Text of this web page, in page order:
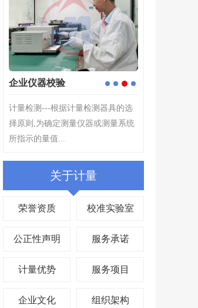
3
企业仪器校验
计量检测---根据计量检测器具的选
择原则,为确定测量仪器或测量系统
所指示的量值...
关于计量
荣誉资质 校准实验室
公正性声明 服务承诺
计量优势 服务项目
企业文化 组织架构